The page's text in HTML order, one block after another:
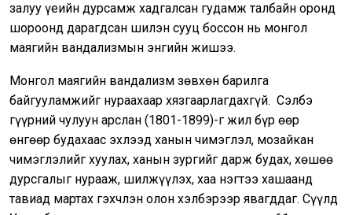
залуу үеийн дурсамж хадгалсан гудамж талбайн оронд
шороонд дарагдсан шилэн сууц боссон нь монгол
маягийн вандализмын энгийн жишээ.
Монгол маягийн вандализм зөвхөн барилга
байгууламжийг нураахаар хязгаарлагдахгүй. Сэлбэ
гүүрний чулуун арслан (1801-1899)-г жил бүр өөр
өнгөөр будахаас эхлээд ханын чимэглэл, мозайкан
чимэглэлийг хуулах, ханын зургийг дарж будах, хөшөө
дурсгалыг нурааж, шилжүүлэх, хаа нэгтээ хашаанд
тавиад мартах гэхчлэн олон хэлбэрээр явагддаг. Сүүлд